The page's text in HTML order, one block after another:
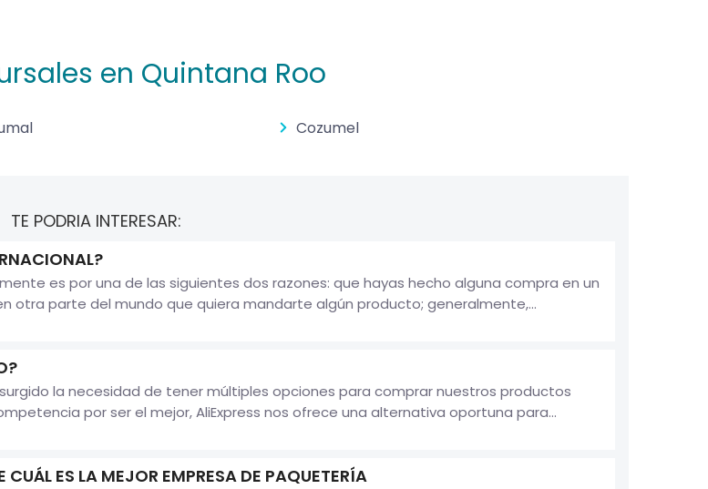
en Quintana Roo
Cozumel
TE PODRIA INTERESAR:
es por una de las siguientes dos razones: que hayas hecho alguna compra en un
otra parte del mundo que quiera mandarte algún producto; generalmente,...
la necesidad de tener múltiples opciones para comprar nuestros productos
por ser el mejor, AliExpress nos ofrece una alternativa oportuna para...
ES LA MEJOR EMPRESA DE PAQUETERÍA